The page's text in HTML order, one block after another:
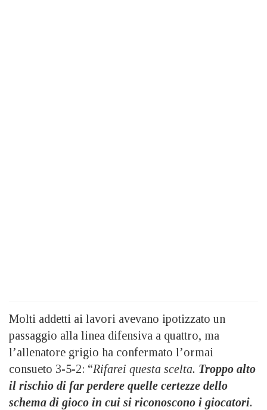
Molti addetti ai lavori avevano ipotizzato un
passaggio alla linea difensiva a quattro, ma
l’allenatore grigio ha confermato l’ormai
consueto 3-5-2: “Rifarei questa scelta. Troppo alto
il rischio di far perdere quelle certezze dello
schema di gioco in cui si riconoscono i giocatori.